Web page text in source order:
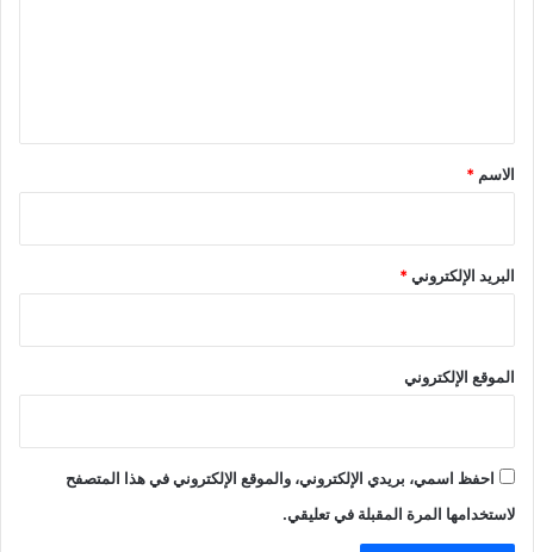
*
الاسم *
البريد الإلكتروني*
الموقع الإلكتروني
احفظ اسمي، بريدي الإلكتروني، والموقع الإلكتروني في هذا المتصفح
لاستخدامها المرة المقبلة في تعليقي.